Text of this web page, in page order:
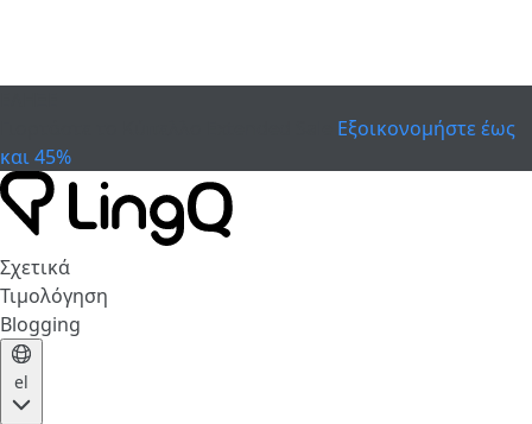
Εξοικονομήστε έως
και 45%
Σχετικά
Τιμολόγηση
Blogging
el